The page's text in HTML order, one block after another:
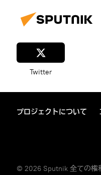
Twitter
プロジェクトについて
© 2026 Sputnik 全ての権